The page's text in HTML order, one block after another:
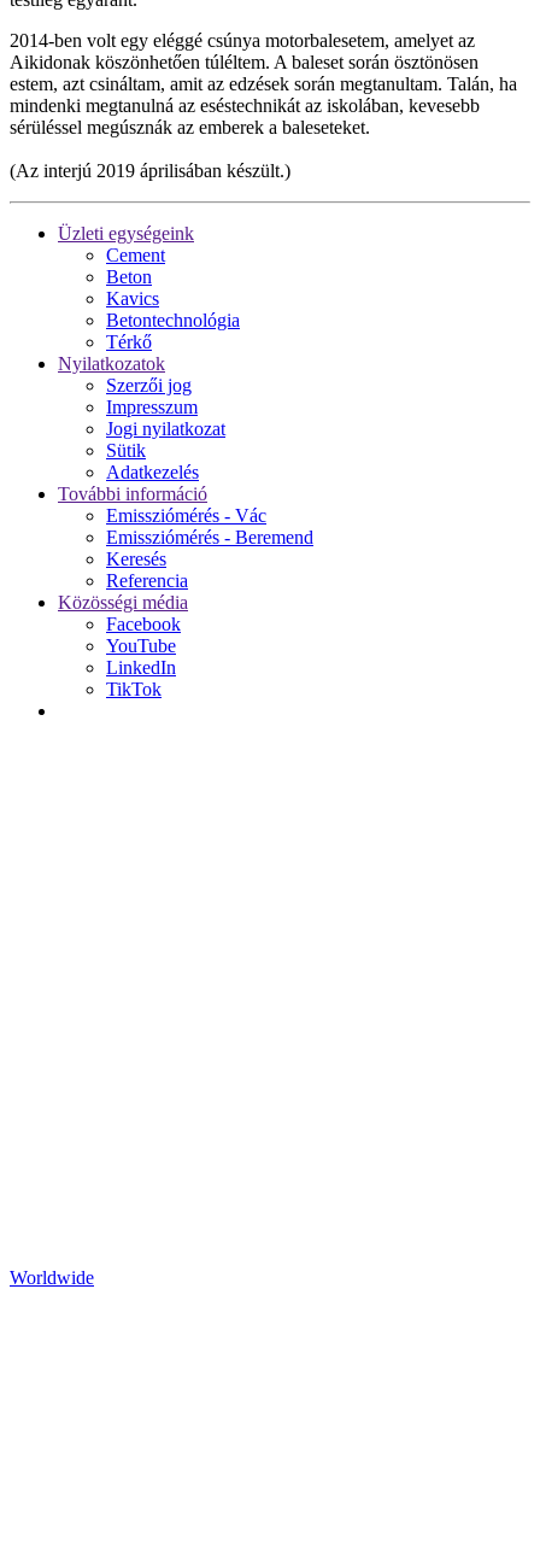
2014-ben volt egy eléggé csúnya motorbalesetem, amelyet az
Aikidonak köszönhetően túléltem. A baleset során ösztönösen
estem, azt csináltam, amit az edzések során megtanultam. Talán, ha
mindenki megtanulná az eséstechnikát az iskolában, kevesebb
sérüléssel megúsznák az emberek a baleseteket.
(Az interjú 2019 áprilisában készült.)
Üzleti egységeink
Cement
Beton
Kavics
Betontechnológia
Térkő
Nyilatkozatok
Szerzői jog
Impresszum
Jogi nyilatkozat
Sütik
Adatkezelés
További információ
Emissziómérés - Vác
Emissziómérés - Beremend
Keresés
Referencia
Közösségi média
Facebook
YouTube
LinkedIn
TikTok
Worldwide